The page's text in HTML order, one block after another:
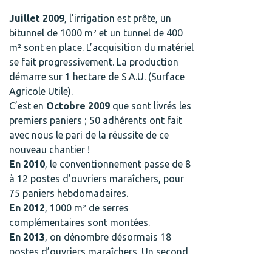
Juillet 2009, l’irrigation est prête, un
bitunnel de 1000 m² et un tunnel de 400
m² sont en place. L’acquisition du matériel
se fait progressivement. La production
démarre sur 1 hectare de S.A.U. (Surface
Agricole Utile).
C’est en Octobre 2009 que sont livrés les
premiers paniers ; 50 adhérents ont fait
avec nous le pari de la réussite de ce
nouveau chantier !
En 2010, le conventionnement passe de 8
à 12 postes d’ouvriers maraîchers, pour
75 paniers hebdomadaires.
En 2012, 1000 m² de serres
complémentaires sont montées.
En 2013, on dénombre désormais 18
postes d’ouvriers maraîchers. Un second